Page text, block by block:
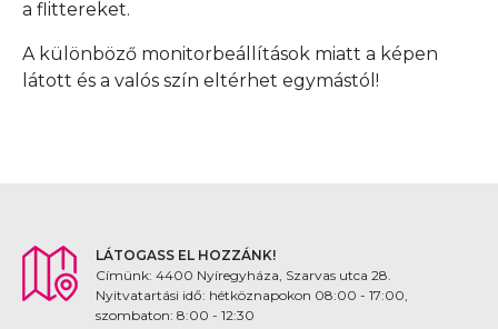
a flittereket.
A különböző monitorbeállítások miatt a képen
látott és a valós szín eltérhet egymástól!
LÁTOGASS EL HOZZÁNK!
Címünk: 4400 Nyíregyháza, Szarvas utca 28.
Nyitvatartási idő: hétköznapokon 08:00 - 17:00,
szombaton: 8:00 - 12:30